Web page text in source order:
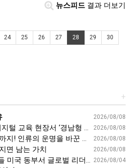
뉴스피드 결과 더보기
24 25 26 27 28 29 30
+
2026/08/08
2026/08/08
서 ‘경남형 해법’ 찾는다 - 뉴스프리존
2026/08/08
: 생각하는 청소년을 위한 과학 시리즈 2부(feat.박문호 박사)
2026/08/08
면 남는 가치
2026/08/04
글로벌 리더십 체험 - 전남인터넷신문